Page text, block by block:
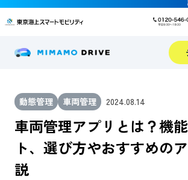
動態管理 車両管理 2024.08.14
車両管理アプリとは？機
ト、選び方やおすすめの
説